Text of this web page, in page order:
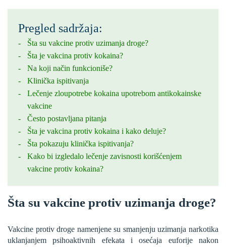
Pregled sadržaja:
Šta su vakcine protiv uzimanja droge?
Šta je vakcina protiv kokaina?
Na koji način funkcioniše?
Klinička ispitivanja
Lečenje zloupotrebe kokaina upotrebom antikokainske
vakcine
Često postavljana pitanja
Šta je vakcina protiv kokaina i kako deluje?
Šta pokazuju klinička ispitivanja?
Kako bi izgledalo lečenje zavisnosti korišćenjem
vakcine protiv kokaina?
Šta su vakcine protiv uzimanja droge?
Vakcine protiv droge namenjene su smanjenju uzimanja narkotika
uklanjanjem psihoaktivnih efekata i osećaja euforije nakon